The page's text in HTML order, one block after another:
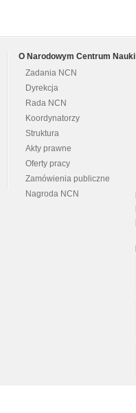
O Narodowym Centrum Nauki
Zadania NCN
Dyrekcja
Rada NCN
Koordynatorzy
Struktura
Akty prawne
Oferty pracy
Zamówienia publiczne
Nagroda NCN